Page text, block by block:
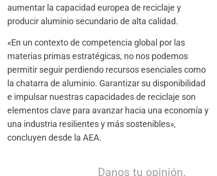
aumentar la capacidad europea de reciclaje y
producir aluminio secundario de alta calidad.
«En un contexto de competencia global por las
materias primas estratégicas, no nos podemos
permitir seguir perdiendo recursos esenciales como
la chatarra de aluminio. Garantizar su disponibilidad
e impulsar nuestras capacidades de reciclaje son
elementos clave para avanzar hacia una economía y
una industria resilientes y más sostenibles»,
concluyen desde la AEA.
Danos tu opinión.